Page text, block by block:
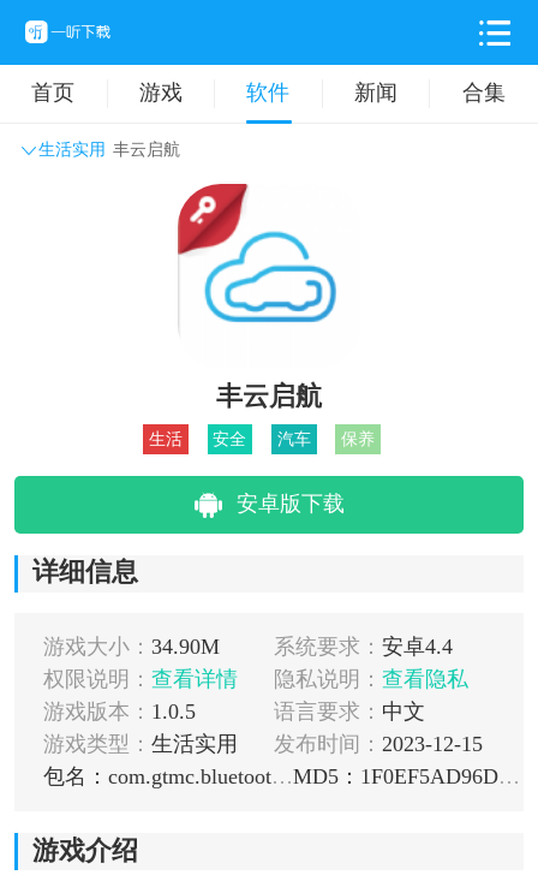
首页 游戏 软件 新闻 合集
生活实用 丰云启航
主题壁纸
拍摄美化 时尚购物
丰云启航
生活 安全 汽车 保养
安卓版下载
详细信息
游戏大小： 34.90M 系统要求： 安卓4.4
权限说明： 查看详情 隐私说明： 查看隐私
游戏版本： 1.0.5 语言要求： 中文
游戏类型： 生活实用 发布时间： 2023-12-15
包名：com.gtmc.bluetoothkey
MD5：1F0EF5AD96DDCC9FEAB3E7BE725A4FBA
游戏介绍